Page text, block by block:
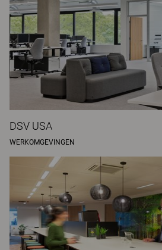
DSV USA
WERKOMGEVINGEN